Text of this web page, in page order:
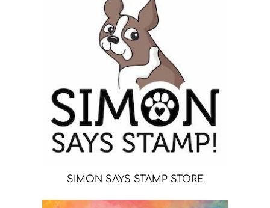
SIMON SAYS STAMP STORE